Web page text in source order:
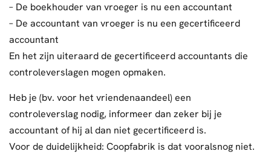
– De boekhouder van vroeger is nu een accountant
– De accountant van vroeger is nu een gecertificeerd
accountant
En het zijn uiteraard de gecertificeerd accountants die
controleverslagen mogen opmaken.
Heb je (bv. voor het vriendenaandeel) een
controleverslag nodig, informeer dan zeker bij je
accountant of hij al dan niet gecertificeerd is.
Voor de duidelijkheid: Coopfabrik is dat vooralsnog niet.